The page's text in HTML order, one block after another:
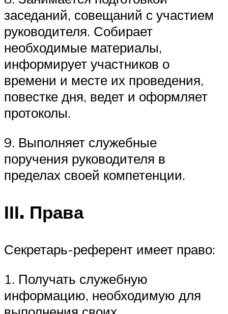
заседаний, совещаний с участием
руководителя. Собирает
необходимые материалы,
информирует участников о
времени и месте их проведения,
повестке дня, ведет и оформляет
протоколы.
9. Выполняет служебные
поручения руководителя в
пределах своей компетенции.
ІІІ. Права
Секретарь-референт имеет право:
1. Получать служебную
информацию, необходимую для